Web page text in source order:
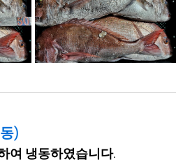
)
여 냉동하였습니다.